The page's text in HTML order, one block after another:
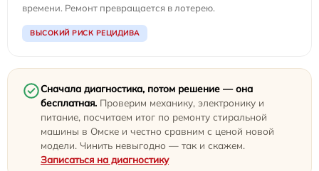
времени. Ремонт превращается в лотерею.
ВЫСОКИЙ РИСК РЕЦИДИВА
Сначала диагностика, потом решение — она
бесплатная. Проверим механику, электронику и
питание, посчитаем итог по ремонту стиральной
машины в Омске и честно сравним с ценой новой
модели. Чинить невыгодно — так и скажем.
Записаться на диагностику